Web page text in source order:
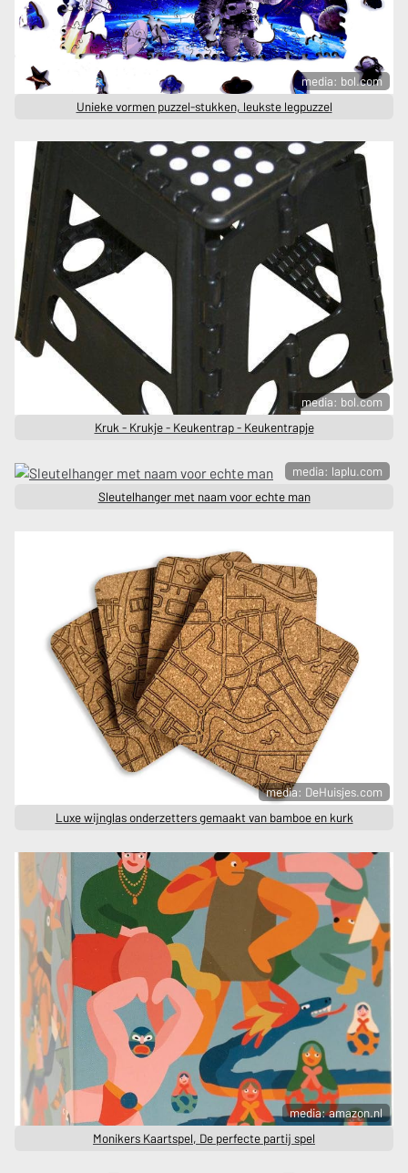
media: bol.com
Unieke vormen puzzel-stukken, leukste legpuzzel
media: bol.com
Kruk - Krukje - Keukentrap - Keukentrapje
media: laplu.com
Sleutelhanger met naam voor echte man
media: DeHuisjes.com
Luxe wijnglas onderzetters gemaakt van bamboe en kurk
media: amazon.nl
Monikers Kaartspel, De perfecte partij spel